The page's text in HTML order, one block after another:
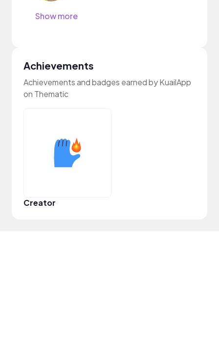
Show more
Achievements
Achievements and badges earned by KuailApp
on Thematic
Creator